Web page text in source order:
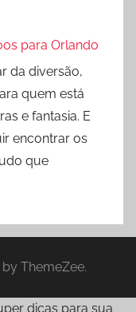
para Orlando
da diversão,
quem está
e fantasia. E
encontrar os
que
ThemeZee.
dicas para sua